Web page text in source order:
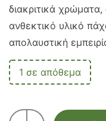
διακριτικά
ανθεκτικό υλικό
απολαυστική
1 σε απόθεμα